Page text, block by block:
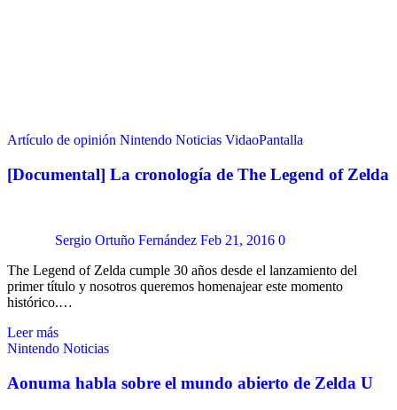
Artículo de opinión Nintendo Noticias VidaoPantalla
[Documental] La cronología de The Legend of Zelda
Sergio Ortuño Fernández Feb 21, 2016 0
The Legend of Zelda cumple 30 años desde el lanzamiento del
primer título y nosotros queremos homenajear este momento
histórico.…
Leer más
Nintendo Noticias
Aonuma habla sobre el mundo abierto de Zelda U